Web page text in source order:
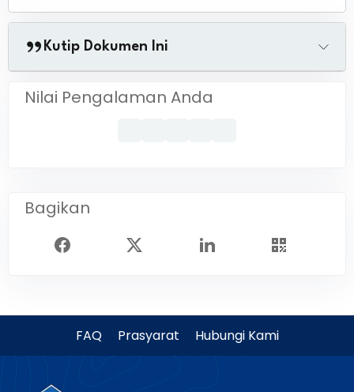
Kutip Dokumen Ini
Nilai Pengalaman Anda
Bagikan
FAQ Prasyarat Hubungi Kami